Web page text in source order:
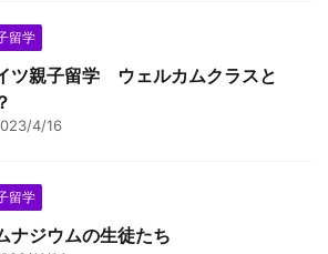
留学
ツ親子留学 ウェルカムクラスと
4/16
留学
ナジウムの生徒たち